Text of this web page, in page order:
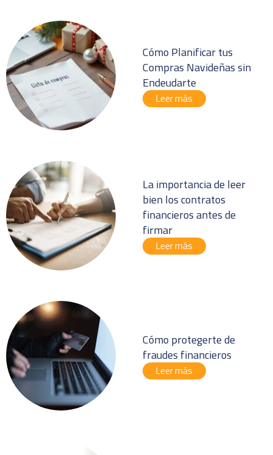
Cómo Planificar tus
Compras Navideñas sin
Endeudarte
Leer más
La importancia de leer
bien los contratos
financieros antes de
firmar
Leer más
Cómo protegerte de
fraudes financieros
Leer más